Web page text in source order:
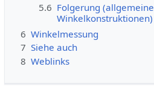
5.6 Folgerung (allgemeine
Winkelkonstruktionen)
6 Winkelmessung
7 Siehe auch
8 Weblinks